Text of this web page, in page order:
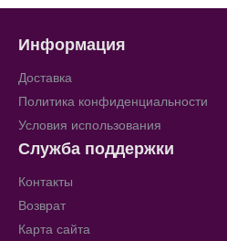
Информация
Доставка
Политика конфиденциальности
Условия использования
Служба поддержки
Контакты
Возврат
Карта сайта